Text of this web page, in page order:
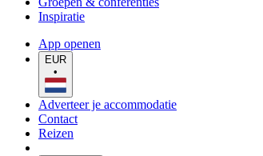
Inspiratie
App openen
EUR
•
Adverteer je accommodatie
Contact
Reizen